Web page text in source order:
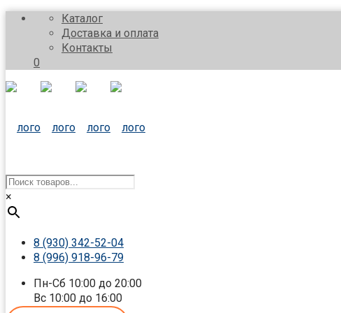
Каталог
Доставка и оплата
Контакты
0
×
8 (930) 342-52-04
8 (996) 918-96-79
Пн-Сб 10:00 до 20:00
Вс 10:00 до 16:00